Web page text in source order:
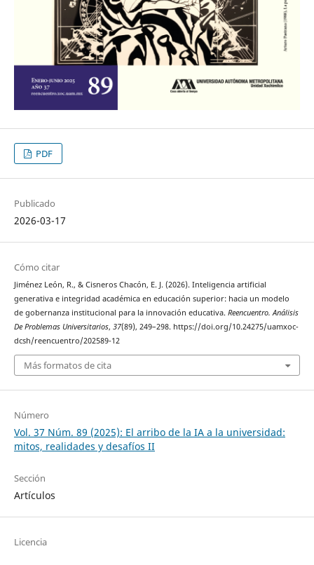
PDF
Publicado
2026-03-17
Cómo citar
Jiménez León, R., & Cisneros Chacón, E. J. (2026). Inteligencia artificial
generativa e integridad académica en educación superior: hacia un modelo
de gobernanza institucional para la innovación educativa. Reencuentro. Análisis
De Problemas Universitarios, 37(89), 249–298. https://doi.org/10.24275/uamxoc-
dcsh/reencuentro/202589-12
Más formatos de cita
Número
Vol. 37 Núm. 89 (2025): El arribo de la IA a la universidad:
mitos, realidades y desafíos II
Sección
Artículos
Licencia